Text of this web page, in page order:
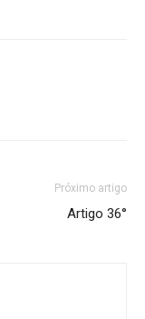
Próximo artigo
Artigo 36°